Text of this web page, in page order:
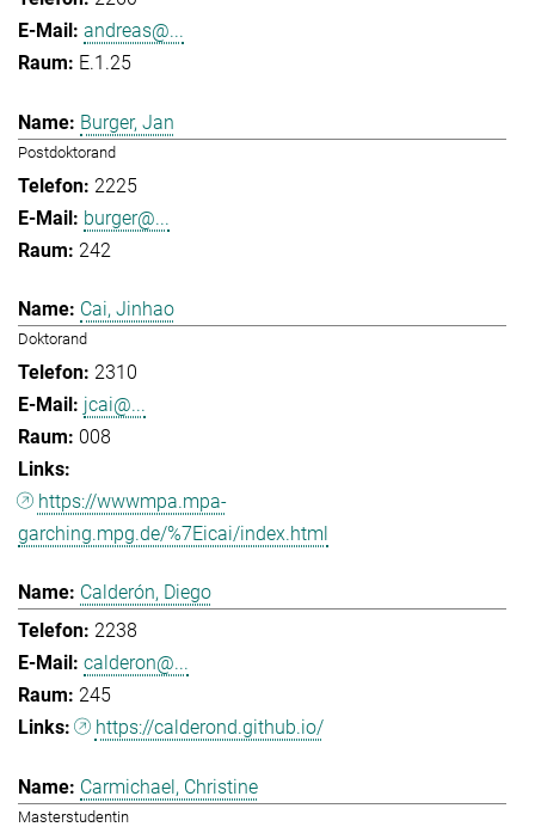
andreas@...
E.1.25
Burger, Jan
Postdoktorand
2225
burger@...
242
Cai, Jinhao
Doktorand
2310
jcai@...
008
https://wwwmpa.mpa-
garching.mpg.de/%7Eicai/index.html
Calderón, Diego
2238
calderon@...
245
https://calderond.github.io/
Carmichael, Christine
Masterstudentin